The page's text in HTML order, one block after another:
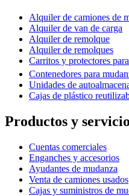
Alquiler de camiones de
Alquiler de van de carga
Alquiler de remolque
Alquiler de remolques
Carritos y protectores
Contenedores para
Unidades de
Cajas de plástico
Productos y
Cuentas comerciales
Enganches y accesorios
Ayudantes de mudanza
Venta de camiones usados
Cajas y suministros de